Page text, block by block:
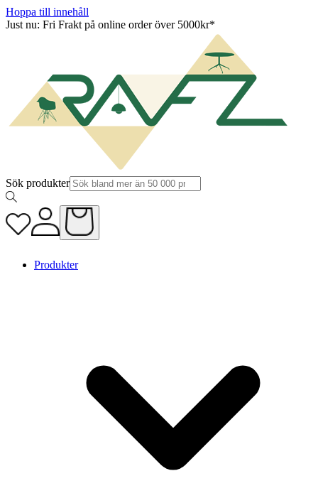
Hoppa till innehåll
Just nu: Fri Frakt på online order över 5000kr*
Sök produkter
Produkter